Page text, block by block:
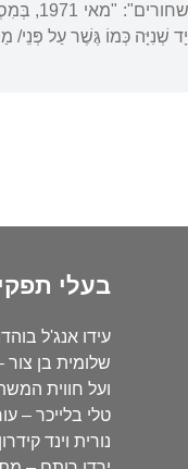
העוסק
שְׁנִיָּה כְּמוֹ גֶּשֶׁר עַל פְּנֵי/
בעלי
עידו אנג'ל
שלומית בן
ועל חווית
טלי בלייכר –
נורית וינד